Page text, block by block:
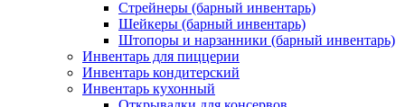
Стрейнеры (барный инвентарь)
Шейкеры (барный инвентарь)
Штопоры и нарзанники (барный инвентарь)
Инвентарь для пиццерии
Инвентарь кондитерский
Инвентарь кухонный